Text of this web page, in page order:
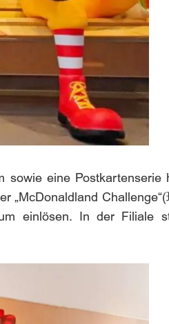
sowie eine Postkartenserie
„McDonaldland
einlösen. In der Filiale